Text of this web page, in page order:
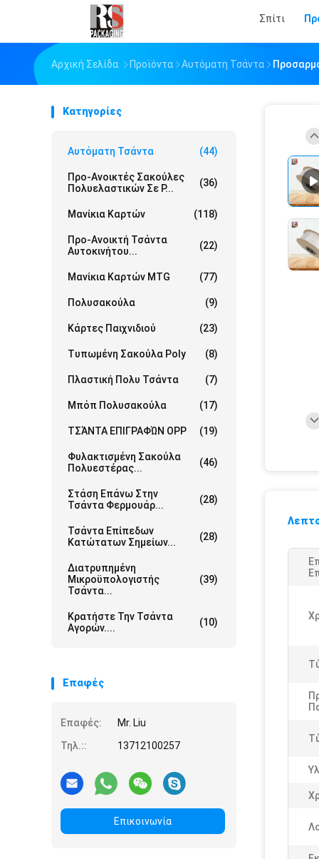
Σπίτι
Αρχική Σελίδα Προϊόντα Αυτόματη Τσάντα
Κατηγορίες
Αυτόματη Τσάντα (44)
Προ-Ανοικτές Σακούλες
Πολυελαστικών Σε Ρ...
(36)
Μανίκια Καρτών (118)
Προ-Ανοικτή Τσάντα
Αυτοκινήτου...
(22)
Μανίκια Καρτών MTG (77)
Πολυσακούλα (9)
Κάρτες Παιχνιδιού (23)
Τυπωμένη Σακούλα Poly (8)
Πλαστική Πολυ Τσάντα (7)
Μπόπ Πολυσακούλα (17)
ΤΣΆΝΤΑ ΕΠΙΓΡΑΦΏΝ OPP (19)
Φυλακτισμένη Σακούλα
Πολυεστέρας...
(46)
Στάση Επάνω Στην
Τσάντα Φερμουάρ...
(28)
Τσάντα Επίπεδων
Κατώτατων Σημείων...
(28)
Διατρυπημένη
Μικροϋπολογιστής
Τσάντα...
(39)
Κρατήστε Την Τσάντα
Αγορών....
(10)
Επαφές
Επαφές:
Mr. Liu
Τηλ.::
13712100257
Επικοινωνία